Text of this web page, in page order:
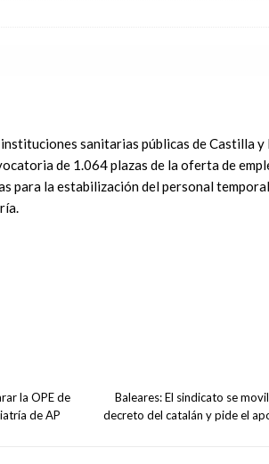
sanitarias públicas de Castilla y
de 1.064 plazas de la oferta de
para la estabilización del personal
la OPE de
de AP
Baleares: El sindicato se
decreto del catalán y pide el